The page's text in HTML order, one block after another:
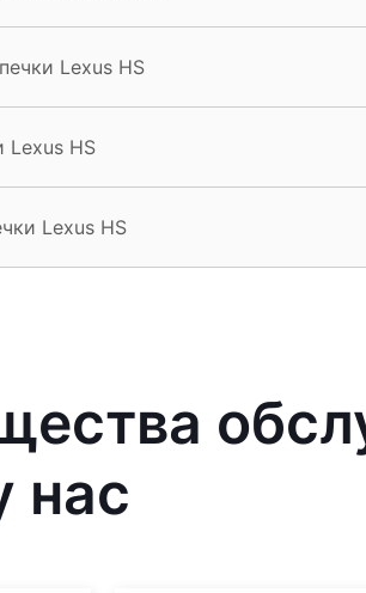
Lexus HS
Lexus HS
Lexus HS
нас